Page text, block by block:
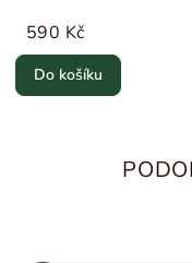
590 Kč
Do košíku